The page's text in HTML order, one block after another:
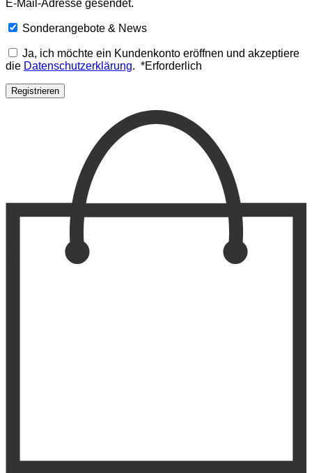
E-Mail-Adresse gesendet.
Sonderangebote & News
Ja, ich möchte ein Kundenkonto eröffnen und akzeptiere
die Datenschutzerklärung. *Erforderlich
Registrieren